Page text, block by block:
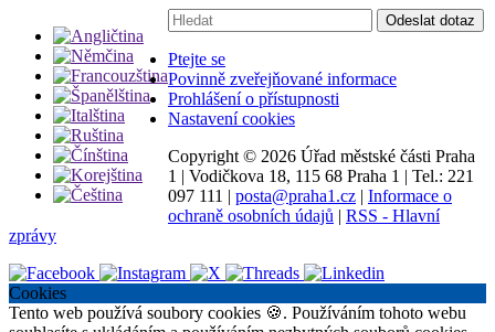
Vyhledávání: Odeslat dotaz
Ptejte se
Povinně zveřejňované informace
Prohlášení o přístupnosti
Nastavení cookies
Copyright © 2026 Úřad městské části Praha
1 | Vodičkova 18, 115 68 Praha 1 | Tel.: 221
097 111 | posta@praha1.cz | Informace o
ochraně osobních údajů | RSS - Hlavní
zprávy
Cookies
Tento web používá soubory cookies 🍪. Používáním tohoto webu